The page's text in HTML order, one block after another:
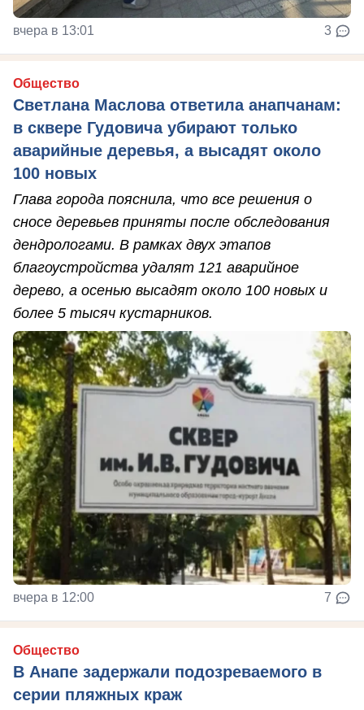
вчера в 13:01 3
Общество
Светлана Маслова ответила анапчанам:
в сквере Гудовича убирают только
аварийные деревья, а высадят около
100 новых
Глава города пояснила, что все решения о
сносе деревьев приняты после обследования
дендрологами. В рамках двух этапов
благоустройства удалят 121 аварийное
дерево, а осенью высадят около 100 новых и
более 5 тысяч кустарников.
вчера в 12:00 7
Общество
В Анапе задержали подозреваемого в
серии пляжных краж